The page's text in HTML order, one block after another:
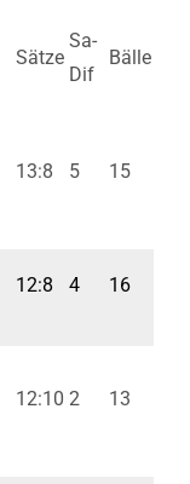
Sätze
Sa-
Dif
Bälle
13:8 5 15
12:8 4 16
12:10 2 13